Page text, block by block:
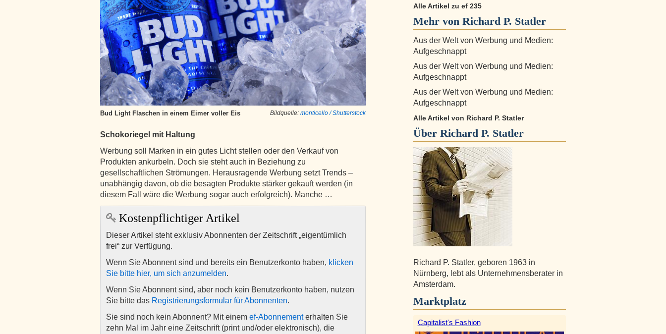
Bildquelle: monticello / Shutterstock
Bud Light Flaschen in einem Eimer voller Eis
Schokoriegel mit Haltung
Werbung soll Marken in ein gutes Licht stellen oder den Verkauf von
Produkten ankurbeln. Doch sie steht auch in Beziehung zu
gesellschaftlichen Strömungen. Herausragende Werbung setzt Trends –
unabhängig davon, ob die besagten Produkte stärker gekauft werden (in
diesem Fall wäre die Werbung sogar auch erfolgreich). Manche …
Kostenpflichtiger Artikel
Dieser Artikel steht exklusiv Abonnenten der Zeitschrift „eigentümlich
frei“ zur Verfügung.
Wenn Sie Abonnent sind und bereits ein Benutzerkonto haben, klicken
Sie bitte hier, um sich anzumelden.
Wenn Sie Abonnent sind, aber noch kein Benutzerkonto haben, nutzen
Sie bitte das Registrierungsformular für Abonnenten.
Sie sind noch kein Abonnent? Mit einem ef-Abonnementerhalten Sie
zehn Mal im Jahr eine Zeitschrift (print und/oder elektronisch), die
Alle Artikel zu ef 235
Mehr von Richard P. Statler
Aus der Welt von Werbung und Medien:
Aufgeschnappt
Aus der Welt von Werbung und Medien:
Aufgeschnappt
Aus der Welt von Werbung und Medien:
Aufgeschnappt
Alle Artikel von Richard P. Statler
Über Richard P. Statler
Richard P. Statler, geboren 1963 in
Nürnberg, lebt als Unternehmensberater in
Amsterdam.
Marktplatz
Capitalist's Fashion